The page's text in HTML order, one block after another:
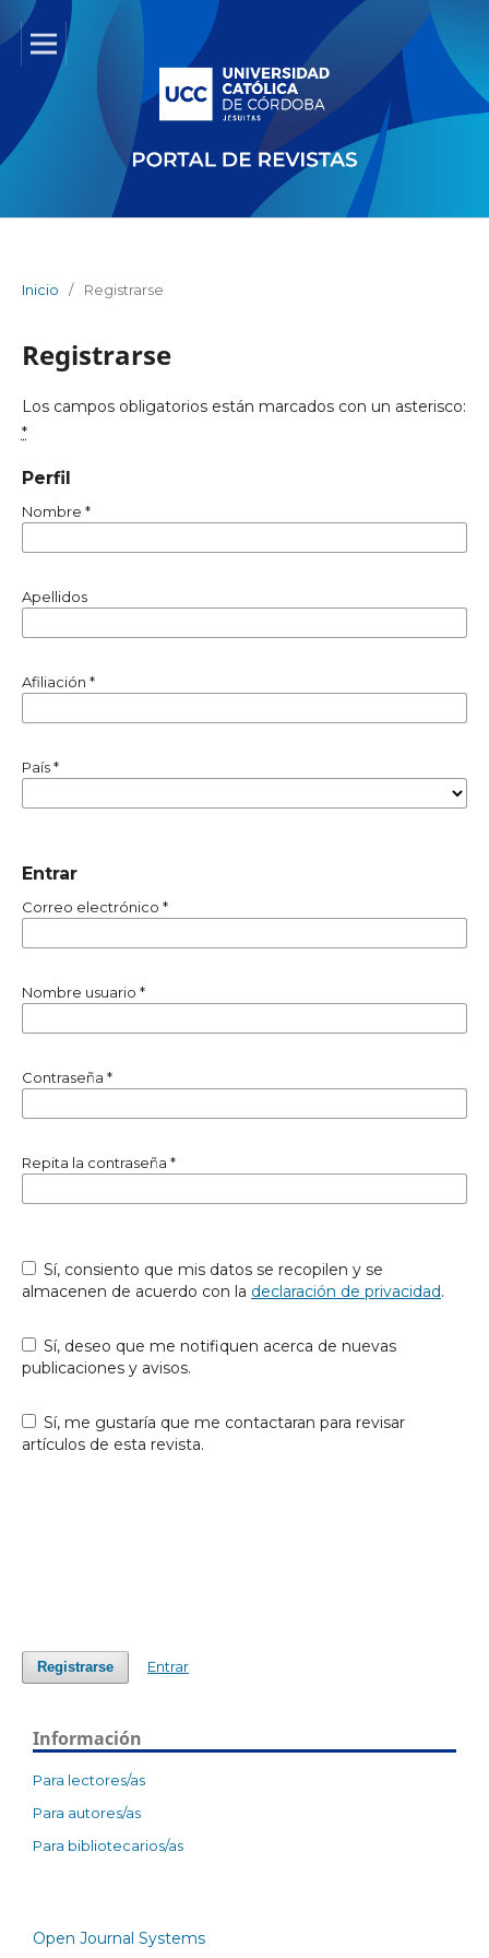
Inicio / Registrarse
Registrarse
Los campos obligatorios están marcados con un asterisco:
*
Perfil
Nombre *
Apellidos
Afiliación *
País*
Entrar
Correo electrónico *
Nombre usuario *
Contraseña *
Repita la contraseña *
Sí, consiento que mis datos se recopilen y se
almacenen de acuerdo con la declaración de privacidad.
Sí, deseo que me notifiquen acerca de nuevas
publicaciones y avisos.
Sí, me gustaría que me contactaran para revisar
artículos de esta revista.
Registrarse Entrar
Información
Para lectores/as
Para autores/as
Para bibliotecarios/as
Open Journal Systems